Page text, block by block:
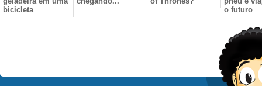
bicicleta
o futuro